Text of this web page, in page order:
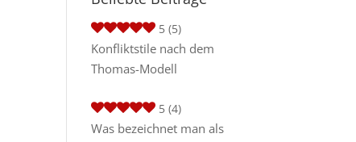
5 (5)
Konfliktstile nach dem
Thomas-Modell
5 (4)
Was bezeichnet man als